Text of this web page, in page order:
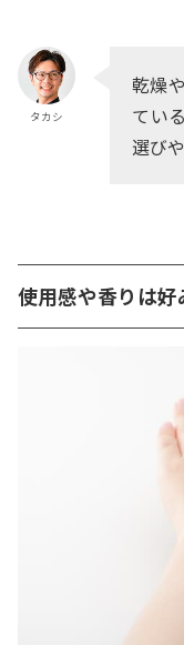
タカシ
乾燥
てい
選び
使用感や香りは